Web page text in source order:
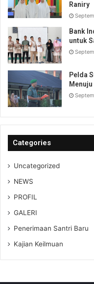
Raniry
Bank
untuk
Pelda
Categories
Uncategorized
NEWS
PROFIL
GALERI
Penerimaan Santri Baru
Kajian Keilmuan